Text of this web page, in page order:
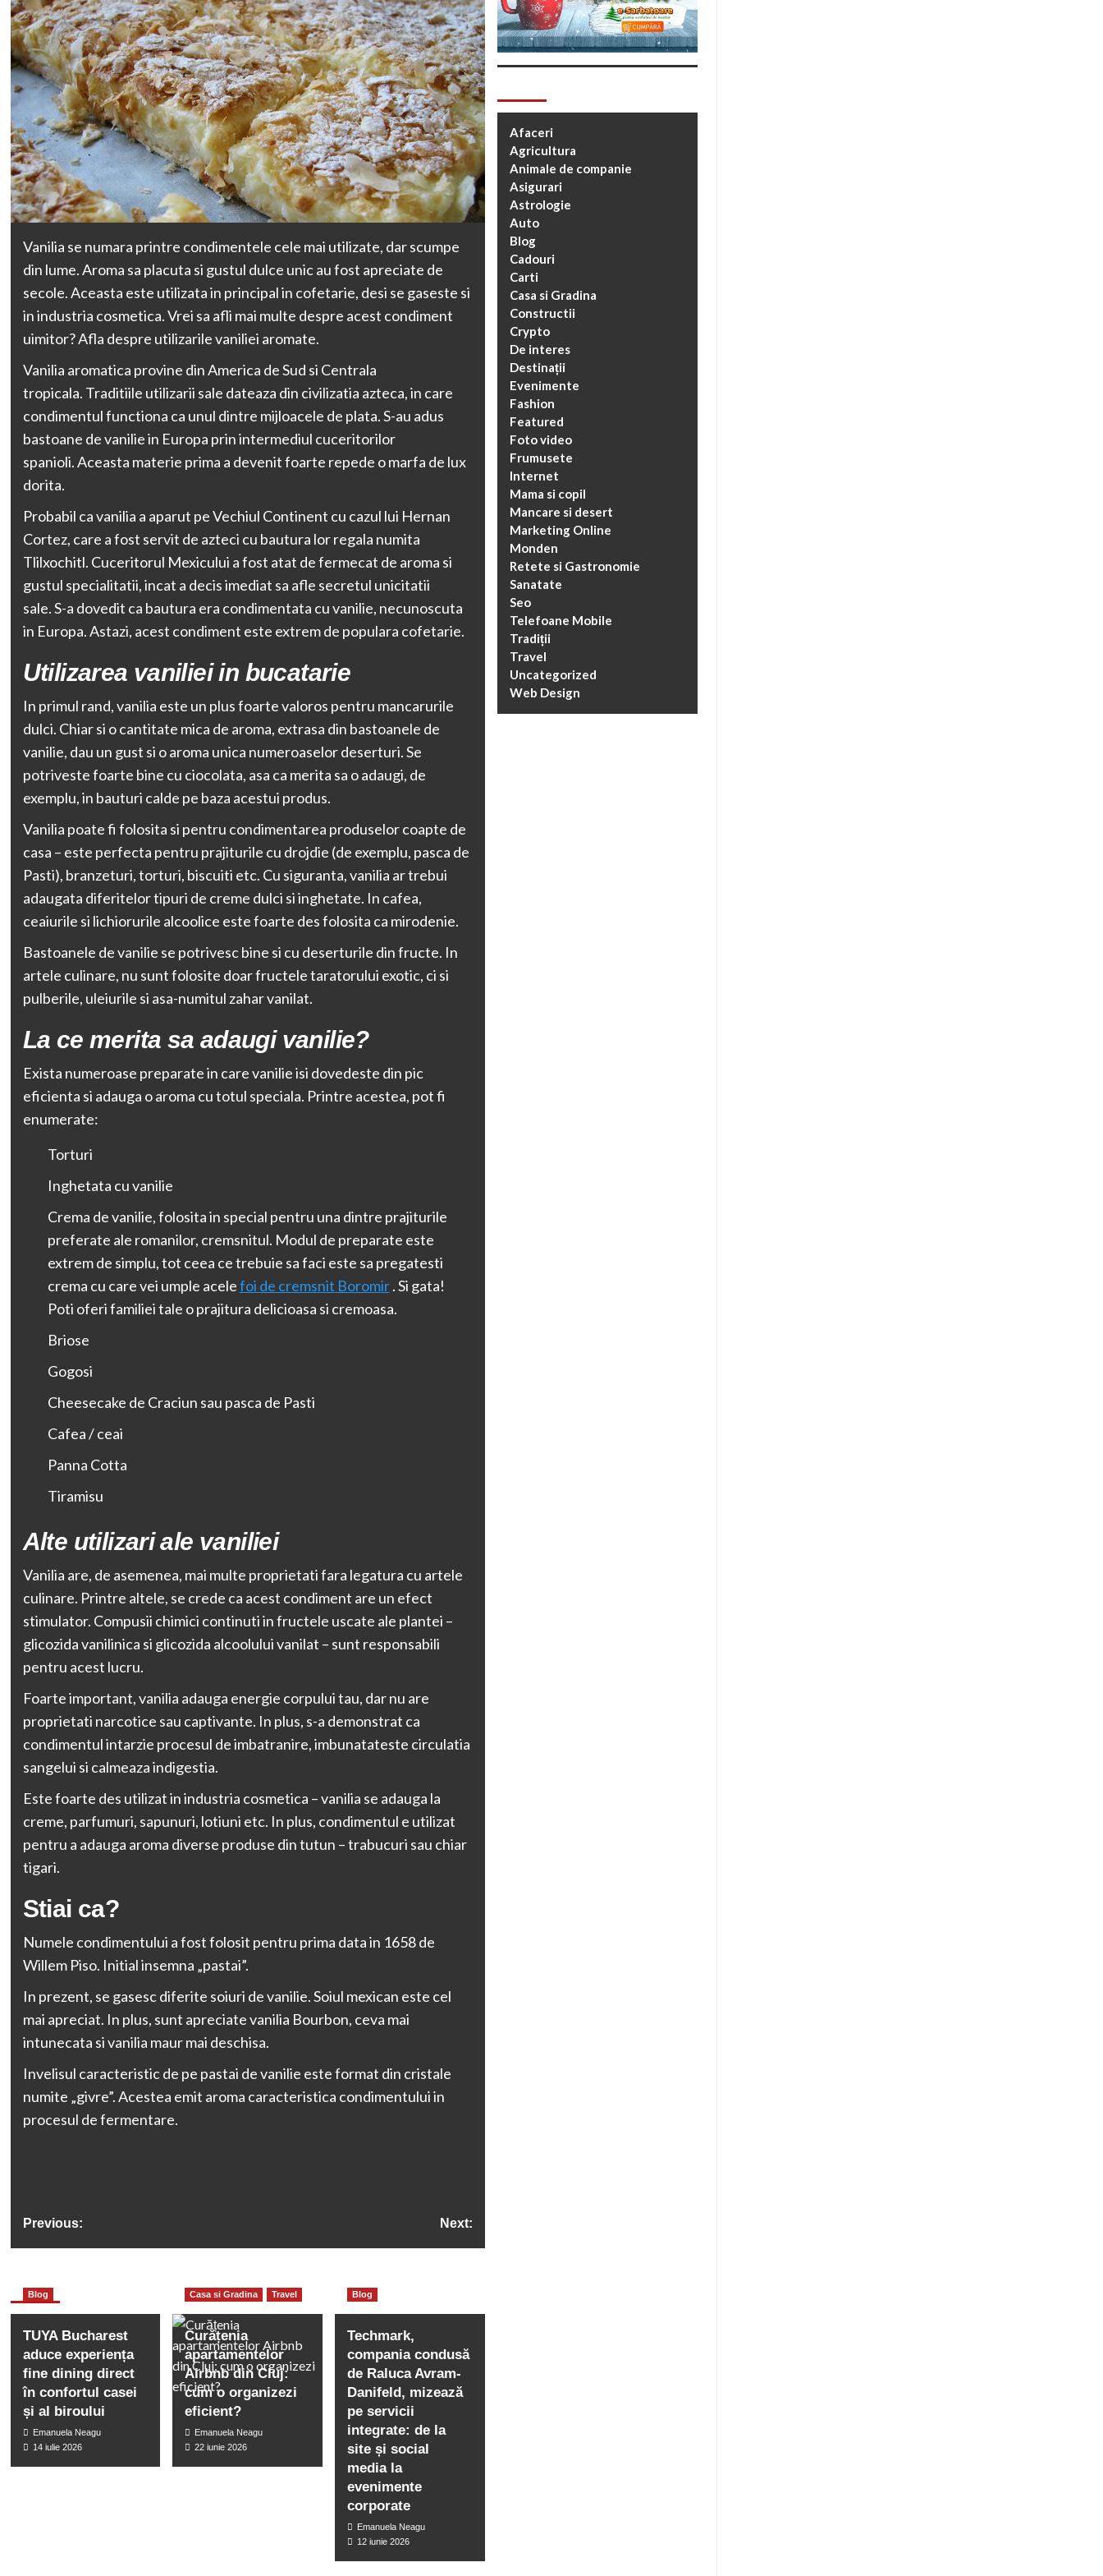
Vanilia se numara printre condimentele cele mai utilizate, dar scumpe
din lume. Aroma sa placuta si gustul dulce unic au fost apreciate de
secole. Aceasta este utilizata in principal in cofetarie, desi se gaseste si
in industria cosmetica. Vrei sa afli mai multe despre acest condiment
uimitor? Afla despre utilizarile vaniliei aromate.
Vanilia aromatica provine din America de Sud si Centrala
tropicala. Traditiile utilizarii sale dateaza din civilizatia azteca, in care
condimentul functiona ca unul dintre mijloacele de plata. S-au adus
bastoane de vanilie in Europa prin intermediul cuceritorilor
spanioli. Aceasta materie prima a devenit foarte repede o marfa de lux
dorita.
Probabil ca vanilia a aparut pe Vechiul Continent cu cazul lui Hernan
Cortez, care a fost servit de azteci cu bautura lor regala numita
Tlilxochitl. Cuceritorul Mexicului a fost atat de fermecat de aroma si
gustul specialitatii, incat a decis imediat sa afle secretul unicitatii
sale. S-a dovedit ca bautura era condimentata cu vanilie, necunoscuta
in Europa. Astazi, acest condiment este extrem de populara cofetarie.
Utilizarea vaniliei in bucatarie
In primul rand, vanilia este un plus foarte valoros pentru mancarurile
dulci. Chiar si o cantitate mica de aroma, extrasa din bastoanele de
vanilie, dau un gust si o aroma unica numeroaselor deserturi. Se
potriveste foarte bine cu ciocolata, asa ca merita sa o adaugi, de
exemplu, in bauturi calde pe baza acestui produs.
Vanilia poate fi folosita si pentru condimentarea produselor coapte de
casa – este perfecta pentru prajiturile cu drojdie (de exemplu, pasca de
Pasti), branzeturi, torturi, biscuiti etc. Cu siguranta, vanilia ar trebui
adaugata diferitelor tipuri de creme dulci si inghetate. In cafea,
ceaiurile si lichiorurile alcoolice este foarte des folosita ca mirodenie.
Bastoanele de vanilie se potrivesc bine si cu deserturile din fructe. In
artele culinare, nu sunt folosite doar fructele taratorului exotic, ci si
pulberile, uleiurile si asa-numitul zahar vanilat.
La ce merita sa adaugi vanilie?
Exista numeroase preparate in care vanilie isi dovedeste din pic
eficienta si adauga o aroma cu totul speciala. Printre acestea, pot fi
enumerate:
Torturi
Inghetata cu vanilie
Crema de vanilie, folosita in special pentru una dintre prajiturile
preferate ale romanilor, cremsnitul. Modul de preparate este
extrem de simplu, tot ceea ce trebuie sa faci este sa pregatesti
crema cu care vei umple acelefoi de cremsnit Boromir. Si gata!
Poti oferi familiei tale o prajitura delicioasa si cremoasa.
Briose
Gogosi
Cheesecake de Craciun sau pasca de Pasti
Cafea / ceai
Panna Cotta
Tiramisu
Alte utilizari ale vaniliei
Vanilia are, de asemenea, mai multe proprietati fara legatura cu artele
culinare. Printre altele, se crede ca acest condiment are un efect
stimulator. Compusii chimici continuti in fructele uscate ale plantei –
glicozida vanilinica si glicozida alcoolului vanilat – sunt responsabili
pentru acest lucru.
Foarte important, vanilia adauga energie corpului tau, dar nu are
proprietati narcotice sau captivante. In plus, s-a demonstrat ca
condimentul intarzie procesul de imbatranire, imbunatateste circulatia
sangelui si calmeaza indigestia.
Este foarte des utilizat in industria cosmetica – vanilia se adauga la
creme, parfumuri, sapunuri, lotiuni etc. In plus, condimentul e utilizat
pentru a adauga aroma diverse produse din tutun – trabucuri sau chiar
tigari.
Stiai ca?
Numele condimentului a fost folosit pentru prima data in 1658 de
Willem Piso. Initial insemna „pastai”.
In prezent, se gasesc diferite soiuri de vanilie. Soiul mexican este cel
mai apreciat. In plus, sunt apreciate vanilia Bourbon, ceva mai
intunecata si vanilia maur mai deschisa.
Invelisul caracteristic de pe pastai de vanilie este format din cristale
numite „givre”. Acestea emit aroma caracteristica condimentului in
procesul de fermentare.
Previous:
cele mai apreciate jocuri fantasy
pentru telefonul mobil
Next:
si importanta sterilizarii
More Stories
Blog
TUYA Bucharest
aduce experiența
fine dining direct
în confortul casei
și al biroului
Emanuela Neagu
14 iulie 2026
Casa si Gradina Travel
Curățenia
apartamentelor
Airbnb din Cluj:
cum o organizezi
eficient?
Emanuela Neagu
22 iunie 2026
Blog
Techmark,
compania condusă
de Raluca Avram-
Danifeld, mizează
pe servicii
integrate: de la
site și social
media la
evenimente
corporate
Emanuela Neagu
12 iunie 2026
Afaceri
Agricultura
Animale de companie
Asigurari
Astrologie
Auto
Blog
Cadouri
Carti
Casa si Gradina
Constructii
Crypto
De interes
Destinații
Evenimente
Fashion
Featured
Foto video
Frumusete
Internet
Mama si copil
Mancare si desert
Marketing Online
Monden
Retete si Gastronomie
Sanatate
Seo
Telefoane Mobile
Tradiții
Travel
Uncategorized
Web Design